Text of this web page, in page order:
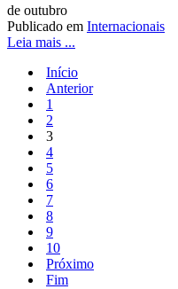
de outubro
Publicado em Internacionais
Leia mais ...
Início
Anterior
1
2
3
4
5
6
7
8
9
10
Próximo
Fim